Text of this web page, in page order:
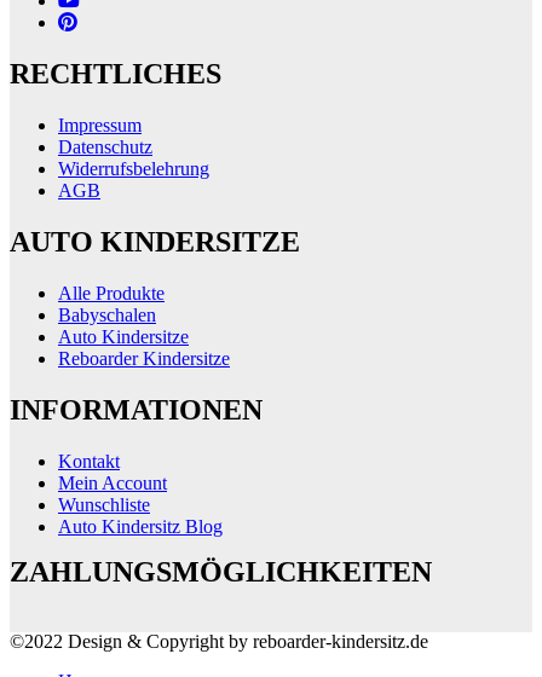
RECHTLICHES
Impressum
Datenschutz
Widerrufsbelehrung
AGB
AUTO KINDERSITZE
Alle Produkte
Babyschalen
Auto Kindersitze
Reboarder Kindersitze
INFORMATIONEN
Kontakt
Mein Account
Wunschliste
Auto Kindersitz Blog
ZAHLUNGSMÖGLICHKEITEN
©2022 Design & Copyright by reboarder-kindersitz.de